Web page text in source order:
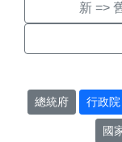
新 =>
總統府 行政院
國